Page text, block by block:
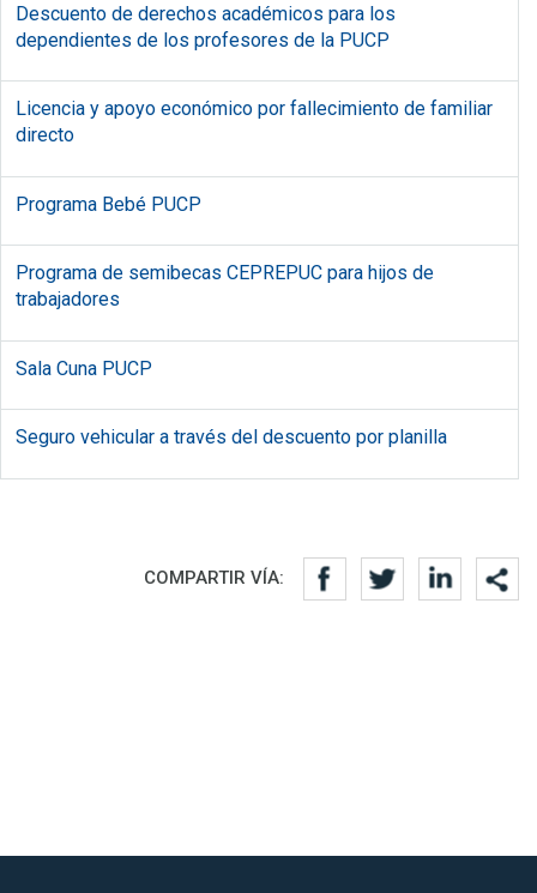
Descuento de derechos académicos para los
dependientes de los profesores de la PUCP
Licencia y apoyo económico por fallecimiento de familiar
directo
Programa Bebé PUCP
Programa de semibecas CEPREPUC para hijos de
trabajadores
Sala Cuna PUCP
Seguro vehicular a través del descuento por planilla
Redes sociales
COMPARTIR VÍA: